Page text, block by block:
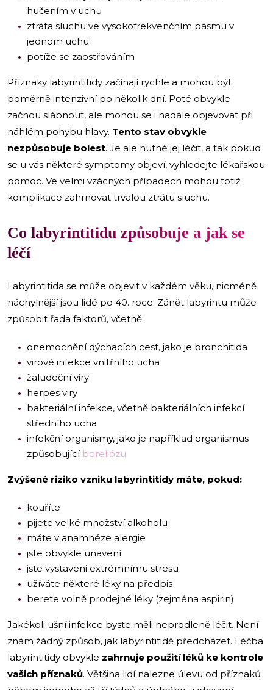
hučením v uchu
ztráta sluchu ve vysokofrekvenčním pásmu v
jednom uchu
potíže se zaostřováním
Příznaky labyrintitidy začínají rychle a mohou být
poměrně intenzivní po několik dní. Poté obvykle
začnou slábnout, ale mohou se i nadále objevovat při
náhlém pohybu hlavy. Tento stav obvykle
nezpůsobuje bolest. Je ale nutné jej léčit, a tak pokud
se u vás některé symptomy objeví, vyhledejte lékařskou
pomoc. Ve velmi vzácných případech mohou totiž
komplikace zahrnovat trvalou ztrátu sluchu.
Co labyrintitidu způsobuje a jak se
léčí
Labyrintitida se může objevit v každém věku, nicméně
náchylnější jsou lidé po 40. roce. Zánět labyrintu může
způsobit řada faktorů, včetně:
onemocnění dýchacích cest, jako je bronchitida
virové infekce vnitřního ucha
žaludeční viry
herpes viry
bakteriální infekce, včetně bakteriálních infekcí
středního ucha
infekční organismy, jako je například organismus
způsobující boreliózu
Zvýšené riziko vzniku labyrintitidy máte, pokud:
kouříte
pijete velké množství alkoholu
máte v anamnéze alergie
jste obvykle unavení
jste vystaveni extrémnímu stresu
užíváte některé léky na předpis
berete volně prodejné léky (zejména aspirin)
Jakékoli ušní infekce byste měli neprodleně léčit. Není
znám žádný způsob, jak labyrintitidě předcházet. Léčba
labyrintitidy obvykle zahrnuje použití léků ke kontrole
vašich příznaků. Většina lidí nalezne úlevu od příznaků